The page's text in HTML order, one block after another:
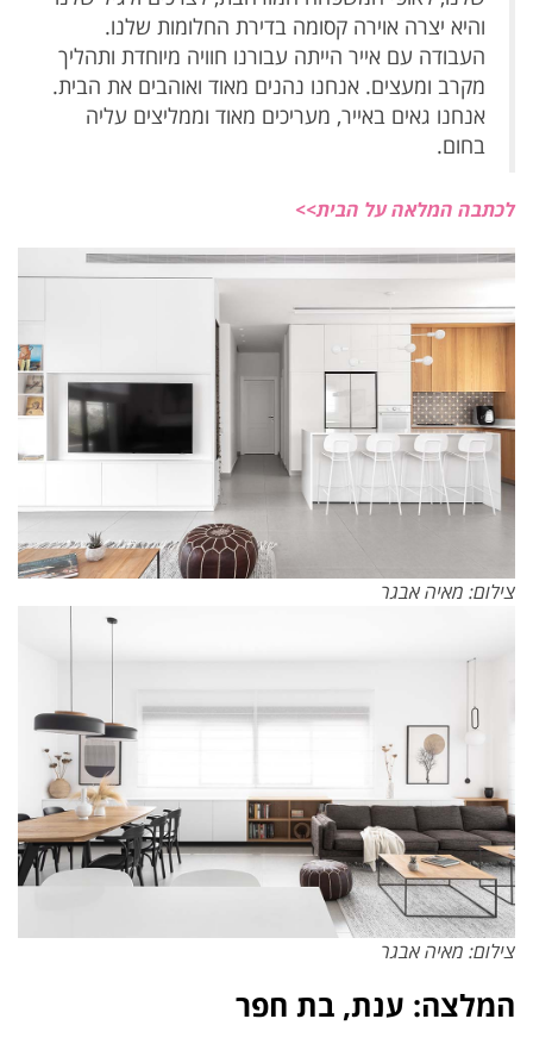
והיא יצרה אוירה קסומה בדירת החלומות שלנו.
העבודה עם אייר הייתה עבורנו חוויה מיוחדת ותהליך
מקרב ומעצים. אנחנו נהנים מאוד ואוהבים את הבית.
אנחנו גאים באייר, מעריכים מאוד וממליצים עליה
בחום.
לכתבה המלאה על הבית>>
צילום: מאיה אבגר
צילום: מאיה אבגר
המלצה: ענת, בת חפר